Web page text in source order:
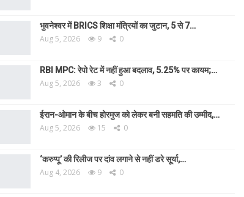
भुवनेश्वर में BRICS शिक्षा मंत्रियों का जुटान, 5 से 7…
Aug 5, 2026 9 0
RBI MPC: रेपो रेट में नहीं हुआ बदलाव, 5.25% पर कायम;…
Aug 5, 2026 3 0
ईरान-ओमान के बीच होरमुज को लेकर बनी सहमति की उम्मीद,…
Aug 5, 2026 15 0
‘करुप्पू’ की रिलीज पर दांव लगाने से नहीं डरे सूर्या,…
Aug 4, 2026 9 0